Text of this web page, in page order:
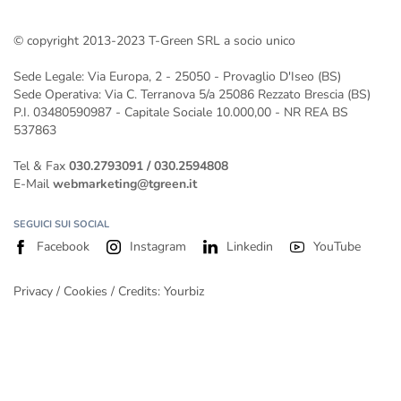
Gli impianti fotovoltaici a Verona installati da T-Green
Impianto fotovoltaico da 400 kw
Impianto fotovoltaico da 500 kW
© copyright 2013-2023 T-Green SRL a socio unico
Sede Legale: Via Europa, 2 - 25050 - Provaglio D'Iseo (BS)
Sede Operativa: Via C. Terranova 5/a 25086 Rezzato Brescia (BS)
P.I. 03480590987 - Capitale Sociale 10.000,00 - NR REA BS
537863
Tel & Fax 030.2793091 /030.2594808
E-Mail webmarketing@tgreen.it
SEGUICI SUI SOCIAL
Facebook Instagram Linkedin YouTube
Privacy / Cookies / Credits: Yourbiz